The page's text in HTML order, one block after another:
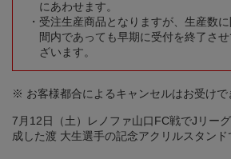
にあわせます。
受注生産商品となりますが、生産数
間内であっても早期に受付を終了さ
ざいます。
※ お客様都合によるキャンセルはお受けで
7月12日（土）レノファ山口FC戦でJリー
成した渡 大生選手の記念アクリルスタンド